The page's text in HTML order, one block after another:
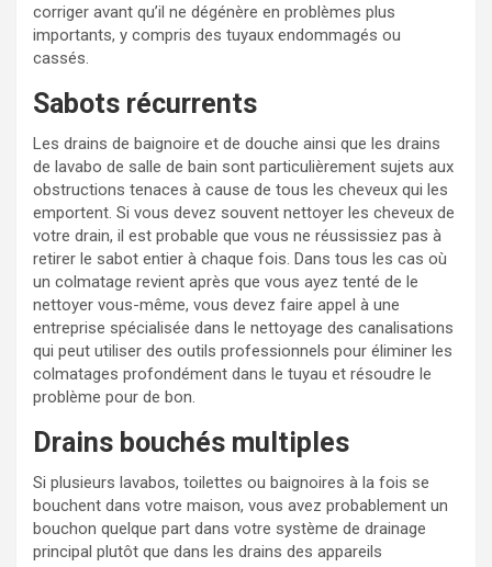
corriger avant qu’il ne dégénère en problèmes plus
importants, y compris des tuyaux endommagés ou
cassés.
Sabots récurrents
Les drains de baignoire et de douche ainsi que les drains
de lavabo de salle de bain sont particulièrement sujets aux
obstructions tenaces à cause de tous les cheveux qui les
emportent. Si vous devez souvent nettoyer les cheveux de
votre drain, il est probable que vous ne réussissiez pas à
retirer le sabot entier à chaque fois. Dans tous les cas où
un colmatage revient après que vous ayez tenté de le
nettoyer vous-même, vous devez faire appel à une
entreprise spécialisée dans le nettoyage des canalisations
qui peut utiliser des outils professionnels pour éliminer les
colmatages profondément dans le tuyau et résoudre le
problème pour de bon.
Drains bouchés multiples
Si plusieurs lavabos, toilettes ou baignoires à la fois se
bouchent dans votre maison, vous avez probablement un
bouchon quelque part dans votre système de drainage
principal plutôt que dans les drains des appareils